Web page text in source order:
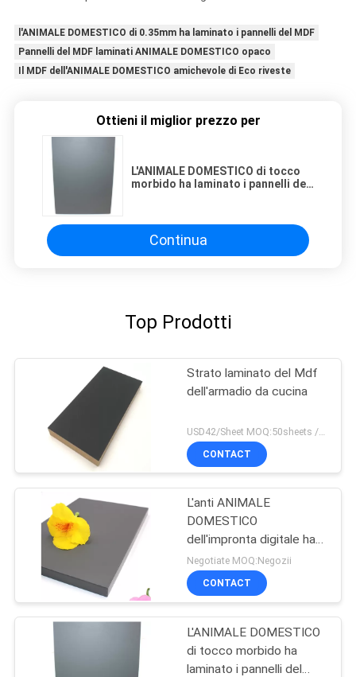
l'ANIMALE DOMESTICO di 0.35mm ha laminato i pannelli del MDF
Pannelli del MDF laminati ANIMALE DOMESTICO opaco
Il MDF dell'ANIMALE DOMESTICO amichevole di Eco riveste
Ottieni il miglior prezzo per
L'ANIMALE DOMESTICO di tocco
morbido ha laminato i pannelli del
Continua
Top Prodotti
Strato laminato del Mdf
dell'armadio da cucina
CONTACT
L'anti ANIMALE
DOMESTICO
dell'impronta digitale ha
laminato i pannelli del
MDF
Negotiate MOQ:Negozii
CONTACT
L'ANIMALE DOMESTICO
di tocco morbido ha
laminato i pannelli del